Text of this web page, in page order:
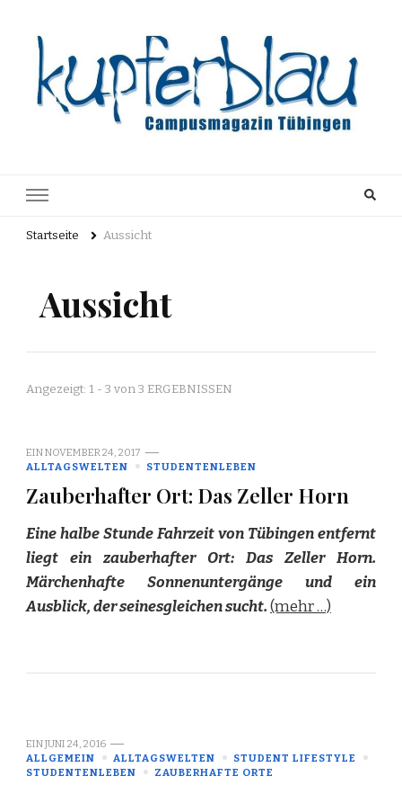
Archiv
Startseite Aussicht
Aussicht
Angezeigt: 1 - 3 von 3 ERGEBNISSEN
EINNOVEMBER 24, 2017
ALLTAGSWELTEN
STUDENTENLEBEN
Zauberhafter Ort: Das Zeller Horn
Eine halbe Stunde Fahrzeit von Tübingen entfernt
liegt ein zauberhafter Ort: Das Zeller Horn.
Märchenhafte Sonnenuntergänge und ein
Ausblick, der seinesgleichen sucht.(mehr …)
EINJUNI 24, 2016
ALLGEMEIN
ALLTAGSWELTEN
STUDENT LIFESTYLE
STUDENTENLEBEN
ZAUBERHAFTE ORTE